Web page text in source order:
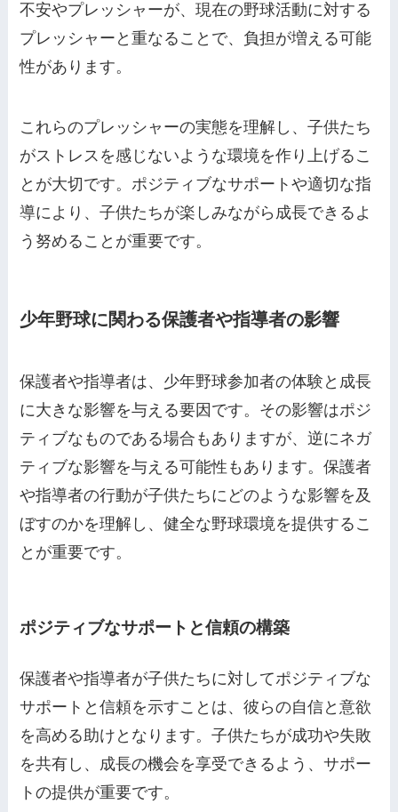
不安やプレッシャーが、現在の野球活動に対する
プレッシャーと重なることで、負担が増える可能
性があります。
これらのプレッシャーの実態を理解し、子供たち
がストレスを感じないような環境を作り上げるこ
とが大切です。ポジティブなサポートや適切な指
導により、子供たちが楽しみながら成長できるよ
う努めることが重要です。
少年野球に関わる保護者や指導者の影響
保護者や指導者は、少年野球参加者の体験と成長
に大きな影響を与える要因です。その影響はポジ
ティブなものである場合もありますが、逆にネガ
ティブな影響を与える可能性もあります。保護者
や指導者の行動が子供たちにどのような影響を及
ぼすのかを理解し、健全な野球環境を提供するこ
とが重要です。
ポジティブなサポートと信頼の構築
保護者や指導者が子供たちに対してポジティブな
サポートと信頼を示すことは、彼らの自信と意欲
を高める助けとなります。子供たちが成功や失敗
を共有し、成長の機会を享受できるよう、サポー
トの提供が重要です。